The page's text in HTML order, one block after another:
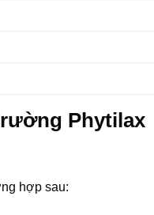
Phytilax
hợp sau: